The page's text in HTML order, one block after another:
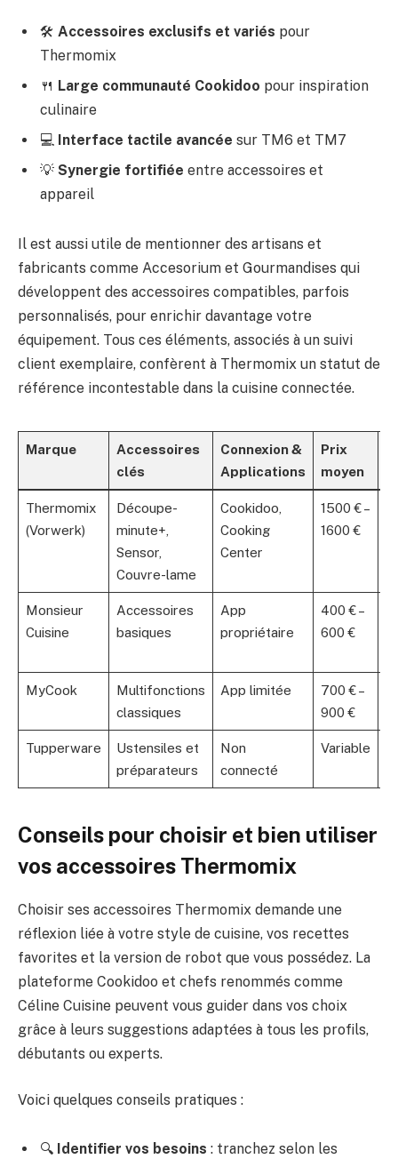
🛠️ Accessoires exclusifs et variés pour
Thermomix
🍴 Large communauté Cookidoo pour inspiration
culinaire
💻 Interface tactile avancée sur TM6 et TM7
💡 Synergie fortifiée entre accessoires et
appareil
Il est aussi utile de mentionner des artisans et
fabricants comme Accesorium et Gourmandises qui
développent des accessoires compatibles, parfois
personnalisés, pour enrichir davantage votre
équipement. Tous ces éléments, associés à un suivi
client exemplaire, confèrent à Thermomix un statut de
référence incontestable dans la cuisine connectée.
Marque
Accessoires
clés
Connexion &
Applications
Prix
moyen
Thermomix
(Vorwerk)
Découpe-
minute+,
Sensor,
Couvre-lame
Cookidoo,
Cooking
Center
1500 € –
1600 €
Monsieur
Cuisine
Accessoires
basiques
App
propriétaire
400 € –
600 €
MyCook
Multifonctions
classiques
App limitée
700 € –
900 €
Tupperware
Ustensiles et
préparateurs
Non
connecté
Variable
Conseils pour choisir et bien utiliser
vos accessoires Thermomix
Choisir ses accessoires Thermomix demande une
réflexion liée à votre style de cuisine, vos recettes
favorites et la version de robot que vous possédez. La
plateforme Cookidoo et chefs renommés comme
Céline Cuisine peuvent vous guider dans vos choix
grâce à leurs suggestions adaptées à tous les profils,
débutants ou experts.
Voici quelques conseils pratiques :
🔍 Identifier vos besoins : tranchez selon les